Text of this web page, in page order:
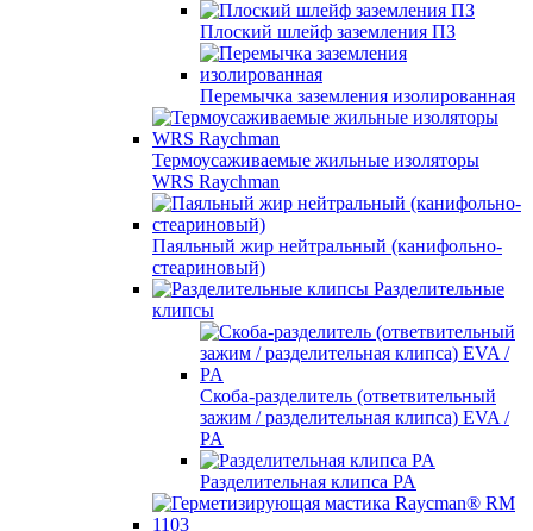
Плоский шлейф заземления ПЗ
Перемычка заземления изолированная
Термоусаживаемые жильные изоляторы
WRS Raychman
Паяльный жир нейтральный (канифольно-
стеариновый)
Разделительные
клипсы
Скоба-разделитель (ответвительный
зажим / разделительная клипса) EVA /
PA
Разделительная клипса PA